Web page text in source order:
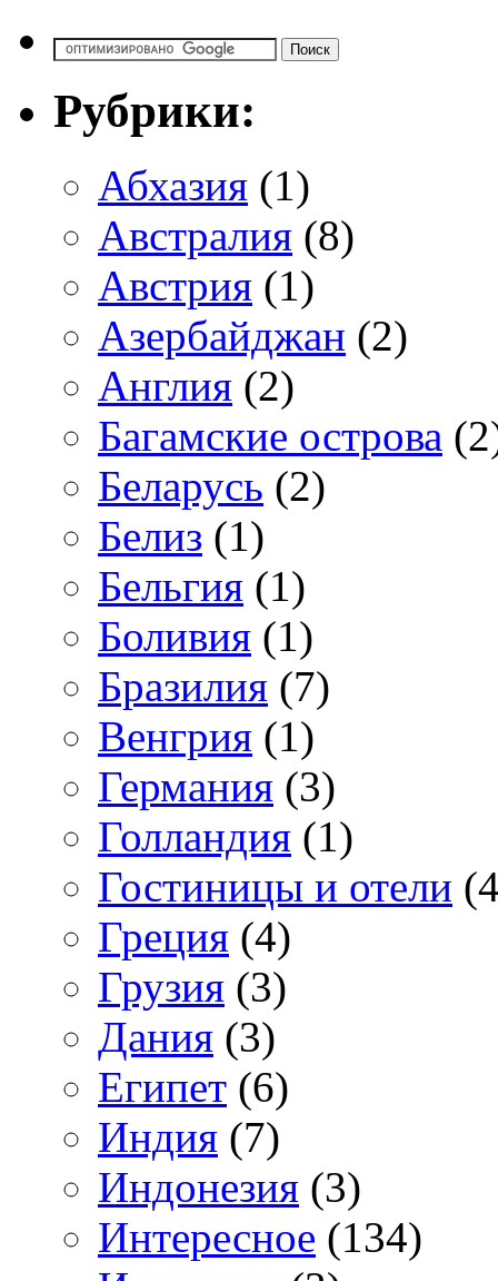
Рубрики:
Абхазия (1)
Австралия (8)
Австрия (1)
Азербайджан (2)
Англия (2)
Багамские острова
Беларусь (2)
Белиз (1)
Бельгия (1)
Боливия (1)
Бразилия (7)
Венгрия (1)
Германия (3)
Голландия (1)
Гостиницы и отели
Греция (4)
Грузия (3)
Дания (3)
Египет (6)
Индия (7)
Индонезия (3)
Интересное (134)